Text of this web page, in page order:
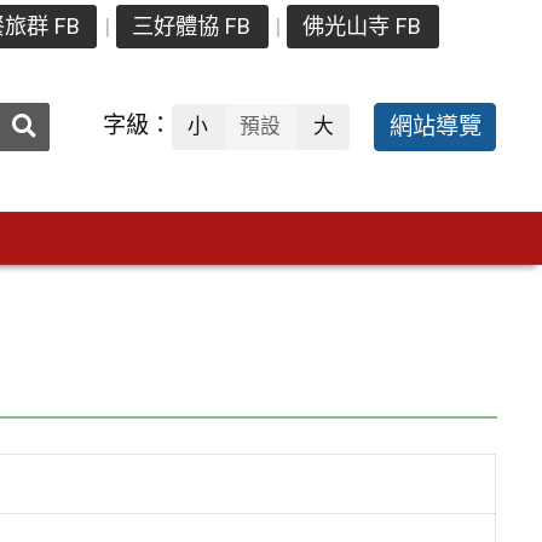
群 FB 三好體協 FB 佛光山寺 FB
送出 字級： 小 預設 大 網站導覽